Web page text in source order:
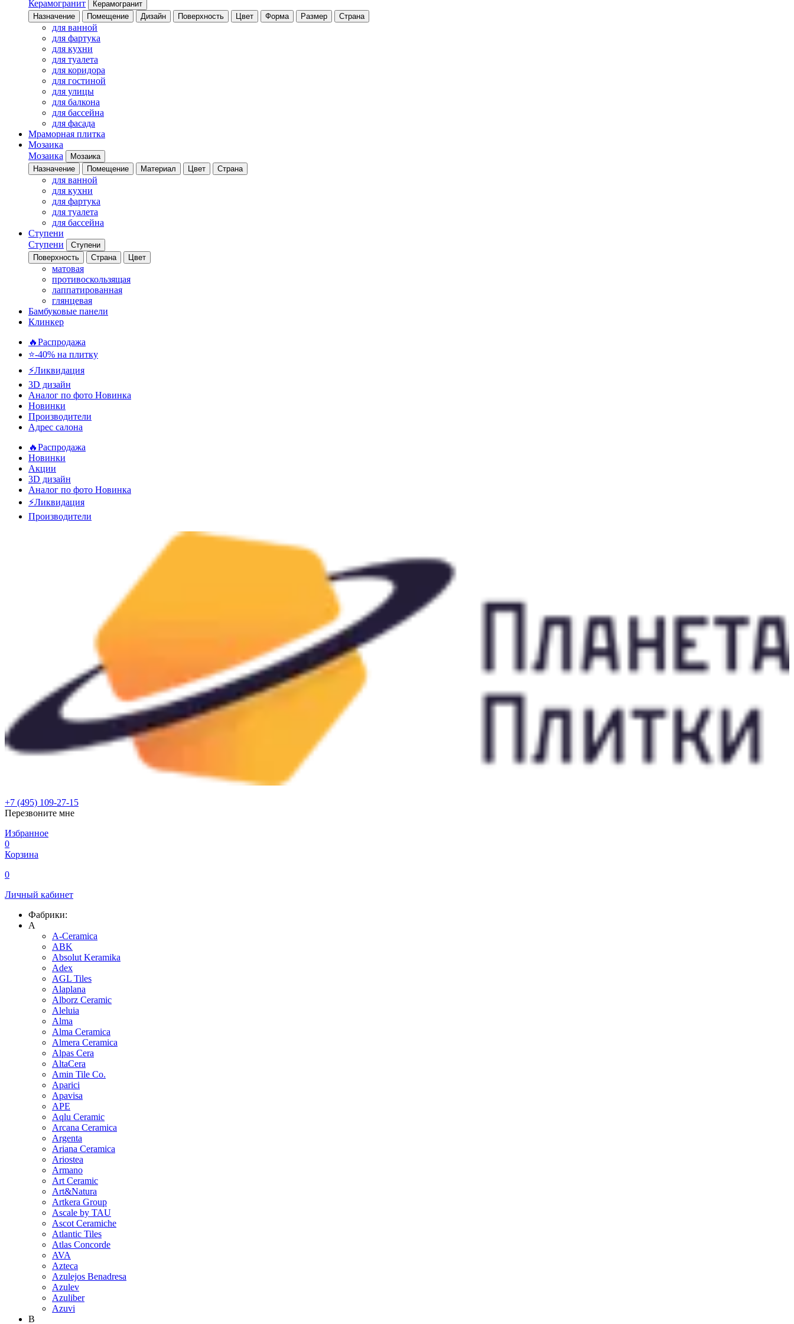
Керамогранит
Керамогранит
Назначение
Помещение Дизайн Поверхность Цвет Форма Размер Страна
для ванной
для фартука
для кухни
для туалета
для коридора
для гостиной
для улицы
для балкона
для бассейна
для фасада
Мраморная плитка
Мозаика
Мозаика
Мозаика
Назначение
Помещение Материал Цвет Страна
для ванной
для кухни
для фартука
для туалета
для бассейна
Ступени
Ступени
Ступени
Поверхность
Страна Цвет
матовая
противоскользящая
лаппатированная
глянцевая
Бамбуковые панели
Клинкер
🔥Распродажа
⭐-40% на плитку
⚡️Ликвидация
3D дизайн
Аналог по фото Новинка
Новинки
Производители
Адрес салона
🔥Распродажа
Новинки
Акции
3D дизайн
Аналог по фото Новинка
⚡Ликвидация
Производители
+7 (495) 109-27-15
Перезвоните мне
Избранное
0
Корзина
0
Личный кабинет
Фабрики:
A
A-Ceramica
ABK
Absolut Keramika
Adex
AGL Tiles
Alaplana
Alborz Ceramic
Aleluia
Alma
Alma Ceramica
Almera Ceramica
Alpas Cera
AltaCera
Amin Tile Co.
Aparici
Apavisa
APE
Aqlu Ceramic
Arcana Ceramica
Argenta
Ariana Ceramica
Ariostea
Armano
Art Ceramic
Art&Natura
Artkera Group
Ascale by TAU
Ascot Ceramiche
Atlantic Tiles
Atlas Concorde
AVA
Azteca
Azulejos Benadresa
Azulev
Azuliber
Azuvi
B